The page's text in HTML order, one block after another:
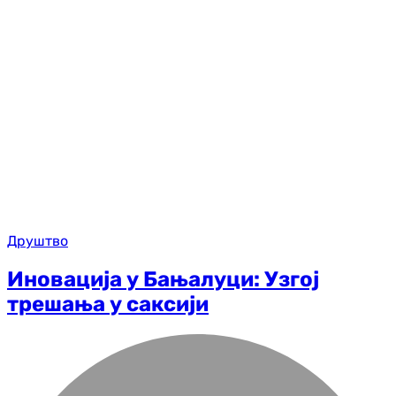
Друштво
Иновација у Бањалуци: Узгој
трешања у саксији